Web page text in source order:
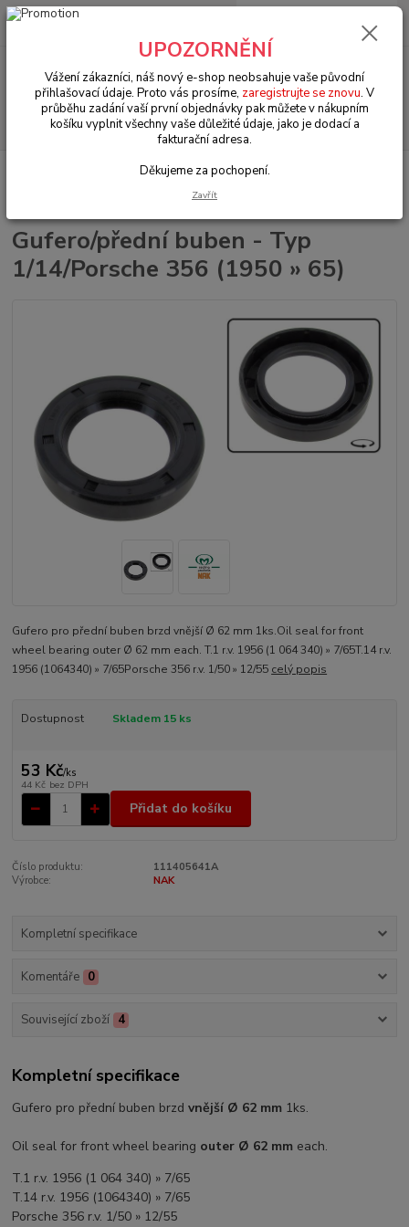
Menu
Hledat
+420 602 330 329
0 Kč
VW Brouk Typ 1 (1938 » 03) Šasi (Chassis)
Gufero/přední buben - Typ
1/14/Porsche 356 (1950 » 65)
Gufero pro přední buben brzd vnější Ø 62 mm 1ks.Oil seal for front
wheel bearing outer Ø 62 mm each. T.1 r.v. 1956 (1 064 340) » 7/65T.14 r.v.
1956 (1064340) » 7/65Porsche 356 r.v. 1/50 » 12/55 celý popis
Dostupnost Skladem 15 ks
53 Kč/ks
44 Kč bez DPH
Přidat do košíku
Číslo produktu:
111405641A
Výrobce:
NAK
Kompletní specifikace
Komentáře 0
Související zboží 4
Kompletní specifikace
Gufero pro přední buben brzdvnější Ø 62 mm 1ks.
Oil seal for front wheel bearing outer Ø 62 mm each.
T.1 r.v. 1956 (1 064 340) » 7/65
T.14 r.v. 1956 (1064340) » 7/65
Porsche 356 r.v. 1/50 » 12/55
UPOZORNĚNÍ
Vážení zákazníci, náš nový e-shop neobsahuje vaše původní
přihlašovací údaje. Proto vás prosíme, zaregistrujte se znovu. V
průběhu zadání vaší první objednávky pak můžete v nákupním
košíku vyplnit všechny vaše důležité údaje, jako je dodací a
fakturační adresa.
Děkujeme za pochopení.
Zavřít